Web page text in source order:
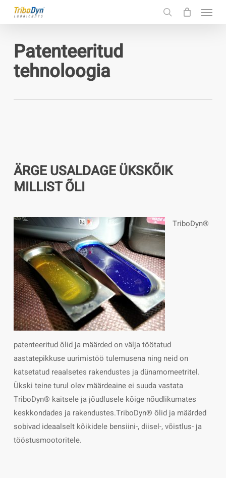
content
search
Menu
Patenteeritud
tehnoloogia
ÄRGE USALDAGE ÜKSKÕIK
MILLIST ÕLI
TriboDyn®
patenteeritud õlid ja määrded on välja töötatud
aastatepikkuse uurimistöö tulemusena ning neid on
katsetatud reaalsetes rakendustes ja dünamomeetritel.
Ükski teine turul olev määrdeaine ei suuda vastata
TriboDyn® kaitsele ja jõudlusele kõige nõudlikumates
keskkondades ja rakendustes.TriboDyn® õlid ja määrded
sobivad ideaalselt kõikidele bensiini-, diisel-, võistlus- ja
tööstusmootoritele.